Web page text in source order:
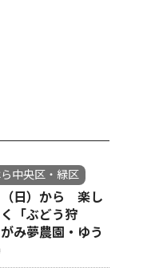
中央区・緑区
（日）から 楽し
「ぶどう狩
み夢農園・ゆう